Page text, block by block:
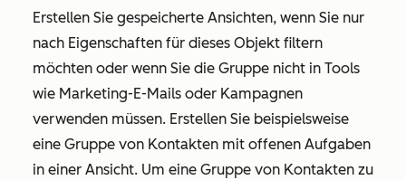
Erstellen Sie gespeicherte Ansichten, wenn Sie nur
nach Eigenschaften für dieses Objekt filtern
möchten oder wenn Sie die Gruppe nicht in Tools
wie Marketing-E-Mails oder Kampagnen
verwenden müssen. Erstellen Sie beispielsweise
eine Gruppe von Kontakten mit offenen Aufgaben
in einer Ansicht. Um eine Gruppe von Kontakten zu